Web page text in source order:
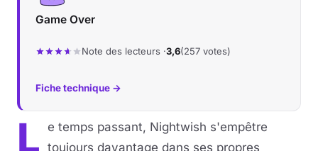
Jeux vidéo
Musique
Sortir
Game Over
Note des lecteurs ·3,6(257 votes)
Fiche technique →
L
e temps passant, Nightwish s'empêtre
toujours davantage dans ses propres